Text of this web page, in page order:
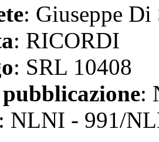
: Giuseppe Di
: RICORDI
: SRL 10408
:
: NLNI - 991/